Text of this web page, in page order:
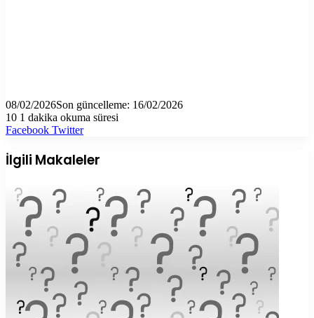
08/02/2026Son güncelleme: 16/02/2026
10 1 dakika okuma süresi
Facebook TwitterLinkedIn
Tumblr
Pinterest
Reddit
VKontakte
E-
ile
paylaş
Yazdır
İlgili Makaleler